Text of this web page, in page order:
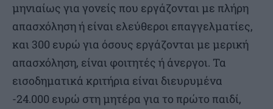
μηνιαίως για γονείς που εργάζονται με πλήρη
απασχόληση ή είναι ελεύθεροι επαγγελματίες,
και 300 ευρώ για όσους εργάζονται με μερική
απασχόληση, είναι φοιτητές ή άνεργοι. Τα
εισοδηματικά κριτήρια είναι διευρυμένα
-24.000 ευρώ στη μητέρα για το πρώτο παιδί,